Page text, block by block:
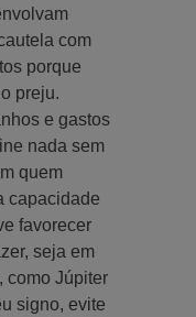
com
porque
preju.
e gastos
nada sem
quem
capacidade
favorecer
seja em
como Júpiter
signo, evite